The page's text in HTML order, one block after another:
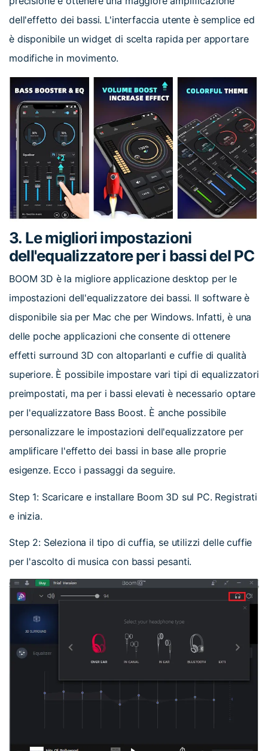
dell'effetto dei bassi. L'interfaccia utente è semplice ed
è disponibile un widget di scelta rapida per apportare
modifiche in movimento.
3. Le migliori impostazioni
dell'equalizzatore per i bassi del PC
BOOM 3D è la migliore applicazione desktop per le
impostazioni dell'equalizzatore dei bassi. Il software è
disponibile sia per Mac che per Windows. Infatti, è una
delle poche applicazioni che consente di ottenere
effetti surround 3D con altoparlanti e cuffie di qualità
superiore. È possibile impostare vari tipi di equalizzatori
preimpostati, ma per i bassi elevati è necessario optare
per l'equalizzatore Bass Boost. È anche possibile
personalizzare le impostazioni dell'equalizzatore per
amplificare l'effetto dei bassi in base alle proprie
esigenze. Ecco i passaggi da seguire.
Step 1: Scaricare e installare Boom 3D sul PC. Registrati
e inizia.
Step 2: Seleziona il tipo di cuffia, se utilizzi delle cuffie
per l'ascolto di musica con bassi pesanti.